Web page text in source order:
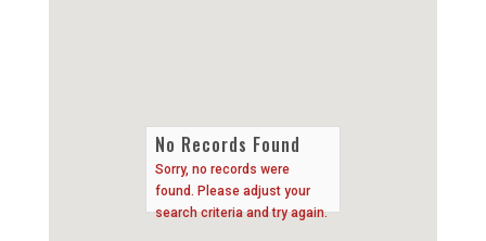
No Records Found
Sorry, no records were
found. Please adjust your
search criteria and try again.